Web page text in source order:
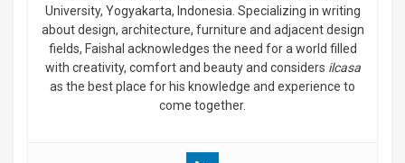
University, Yogyakarta, Indonesia. Specializing in writing
about design, architecture, furniture and adjacent design
fields, Faishal acknowledges the need for a world filled
with creativity, comfort and beauty and considers ilcasa
as the best place for his knowledge and experience to
come together.